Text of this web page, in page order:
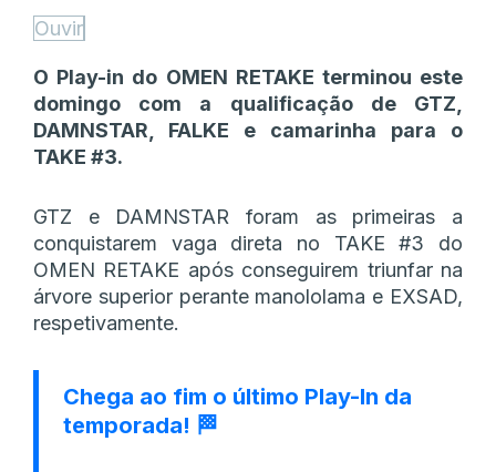
Ouvir
O Play-in do OMEN RETAKE terminou este
domingo com a qualificação de GTZ,
DAMNSTAR, FALKE e camarinha para o
TAKE #3.
GTZ e DAMNSTAR foram as primeiras a
conquistarem vaga direta no TAKE #3 do
OMEN RETAKE após conseguirem triunfar na
árvore superior perante manololama e EXSAD,
respetivamente.
Chega ao fim o último Play-In da
temporada! 🏁